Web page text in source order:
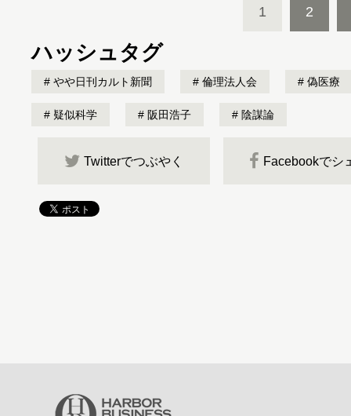
1 2
ハッシュタグ
やや日刊カルト新聞 倫理法人会 偽医療
疑似科学 阪田浩子 陰謀論
Twitterでつぶやく Facebookでシ